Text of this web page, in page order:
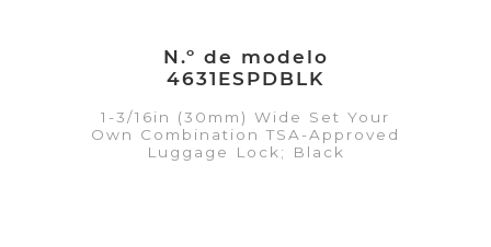
N.º de modelo
4631ESPDBLK
1-3/16in (30mm) Wide Set Your
Own Combination TSA-Approved
Luggage Lock; Black